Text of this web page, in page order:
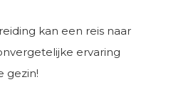
kan een reis naar
ervaring
gezin!